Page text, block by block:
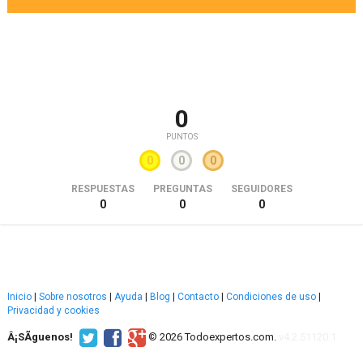
0
PUNTOS
0 0 0
RESPUESTAS
0
PREGUNTAS
0
SEGUIDORES
0
Inicio Sobre nosotros Ayuda Blog Contacto Condiciones de uso
Privacidad y cookies
Â¡SÃ­guenos! © 2026 Todoexpertos.com.